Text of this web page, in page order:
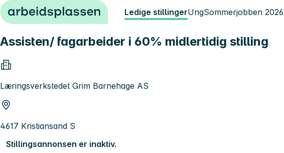
Hopp til innhold Ledige stillingerUngSommerjobben 2026
Assisten/ fagarbeider i 60% midlertidig stilling
Læringsverkstedet Grim Barnehage AS
4617 Kristiansand S
Stillingsannonsen er inaktiv.